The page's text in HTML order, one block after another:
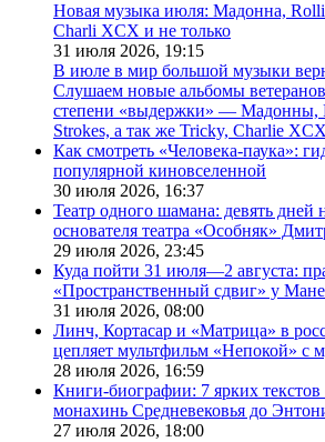
Новая музыка июля: Мадонна,
Charli XCX и не только
31 июля 2026, 19:15
В июле в мир большой музыки
Слушаем новые альбомы
степени «выдержки» — Мадонны,
Strokes, а так же Tricky, Charlie
Как смотреть «Человека-паука»:
популярной киновселенной
30 июля 2026, 16:37
Театр одного шамана: девять дней
основателя театра «Особняк»
29 июля 2026, 23:45
Куда пойти 31 июля—2 августа:
«Пространственный сдвиг» у
31 июля 2026, 08:00
Линч, Кортасар и «Матрица» в
цепляет мультфильм «Непокой» с
28 июля 2026, 16:59
Книги-биографии: 7 ярких
монахинь Средневековья до
27 июля 2026, 18:00